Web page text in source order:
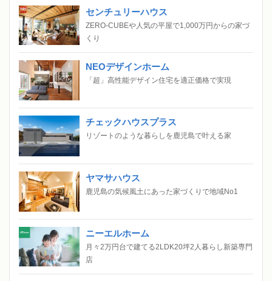
センチュリーハウス
ZERO-CUBEや人気の平屋で1,000万円からの家づ
くり
NEOデザインホーム
「超」高性能デザイン住宅を適正価格で実現
チェックハウスプラス
リゾートのような暮らしを鹿児島で叶える家
ヤマサハウス
鹿児島の気候風土にあった家づくりで地域No1
ニーエルホーム
月々2万円台で建てる2LDK20坪2人暮らし新築専門
店